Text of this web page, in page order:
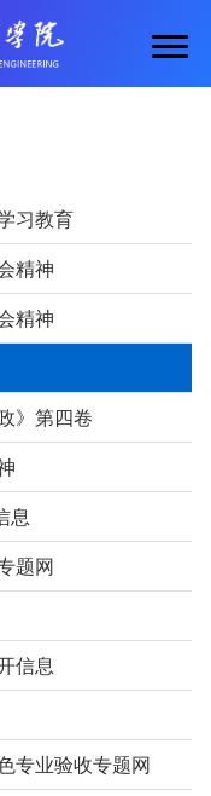
习教育
精神
精神
》第四卷
息
题网
信息
专业验收专题网